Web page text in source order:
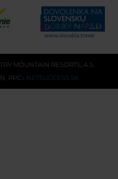
MOUNTAIN RESORTS, A.S.
PPC › NETSUCCESS.SK